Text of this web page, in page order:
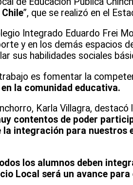
”, que se realizó en el
Integrado Eduardo Frei
y en los demás espacios
sus habilidades sociales
es fomentar la
la comunidad educativa.
Karla Villagra,
contentos de poder
integración para
los alumnos deben
Local será un avance